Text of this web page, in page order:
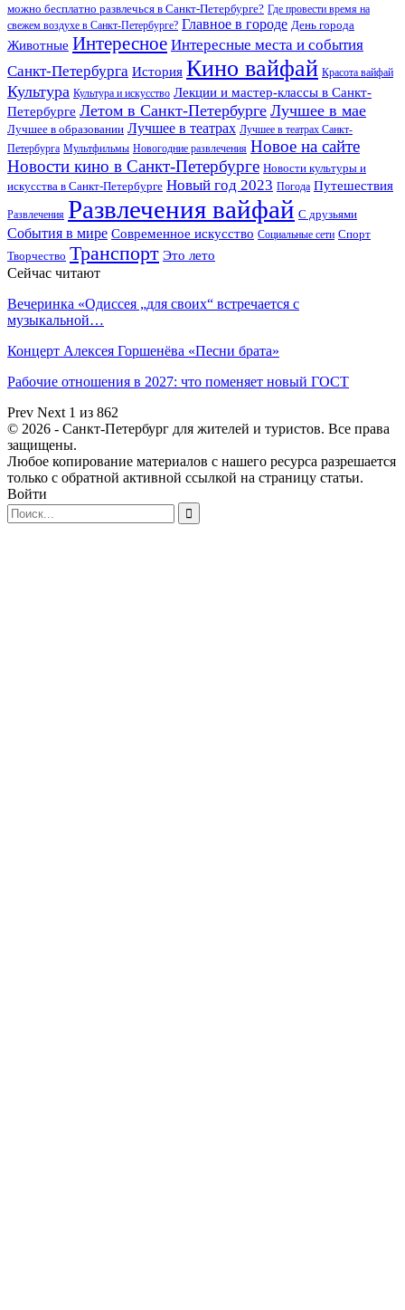
можно бесплатно развлечься в Санкт-Петербурге? Где провести время на
свежем воздухе в Санкт-Петербурге? Главное в городе День города
Животные Интересное Интересные места и события
Санкт-Петербурга История Кино вайфай Красота вайфай
Культура Культура и искусство Лекции и мастер-классы в Санкт-
Петербурге Летом в Санкт-Петербурге Лучшее в мае
Лучшее в образовании Лучшее в театрах Лучшее в театрах Санкт-
Петербурга Мультфильмы Новогодние развлечения Новое на сайте
Новости кино в Санкт-Петербурге Новости культуры и
искусства в Санкт-Петербурге Новый год 2023 Погода Путешествия
Развлечения Развлечения вайфай С друзьями
События в мире Современное искусство Социальные сети Спорт
Творчество Транспорт Это лето
Сейчас читают
Вечеринка «Одиссея „для своих“ встречается с
музыкальной…
Концерт Алексея Горшенёва «Песни брата»
Рабочие отношения в 2027: что поменяет новый ГОСТ
Prev Next 1 из 862
© 2026 - Санкт-Петербург для жителей и туристов. Все права
защищены.
Любое копирование материалов с нашего ресурса разрешается
только с обратной активной ссылкой на страницу статьи.
Войти